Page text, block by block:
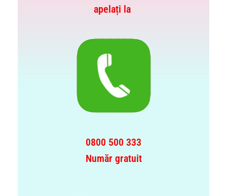
apelați la
0800 500 333
Număr gratuit